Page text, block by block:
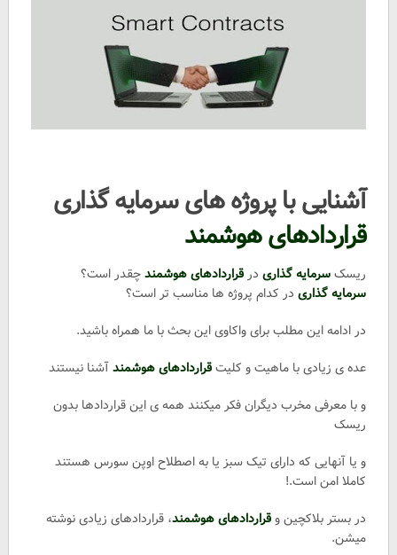
Reviewed
May
هوشمند
سود
یا
ضرر؟!
آشنایی
با
های
گذاری
هوشمندریسک
سرمایه
در
قراردادهای
چقدر
است؟
آشنایی با پروژه های سرمایه گذاری
قراردادهای هوشمند
ریسکسرمایه گذاریدر قراردادهای هوشمندچقدر است؟
سرمایه گذاریدر کدام پروژه ها مناسب تر است؟
در ادامه این مطلب برای واکاوی این بحث با ما همراه باشید.
عده ی زیادی با ماهیت و کلیتقراردادهای هوشمندآشنا نیستند
و با معرفی مخرب دیگران فکر میکنند همه ی این قراردادها بدون
ریسک
و یا آنهایی که دارای تیک سبز یا به اصطلاح اوپن سورس هستند
کاملا امن است.!
در بستر بلاکچین وقراردادهای هوشمند، قراردادهای زیادی نوشته
میشن.